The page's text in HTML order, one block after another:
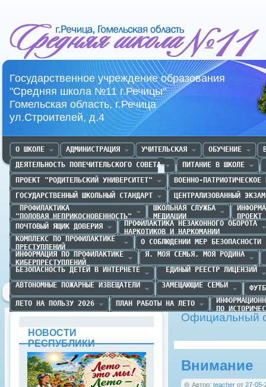
Средняя школа №11 г.Речица
Государственное учреждение образования
"Средняя школа №11 г.Речицы"
Гомельская область, г.Речица
ул.Строителей, д.4
О ШКОЛЕ АДМИНИСТРАЦИЯ УЧИТЕЛЬСКАЯ ОБУЧЕНИЕ
ДЕЯТЕЛЬНОСТЬ ПОПЕЧИТЕЛЬСКОГО СОВЕТА
ПИТАНИЕ В ШКОЛЕ
ПРОЕКТ "РОДИТЕЛЬСКИЙ УНИВЕРСИТЕТ"
ВОЕННО-ПАТРИОТИЧЕСКОЕ
ГОСУДАРСТВЕННЫЙ ШКОЛЬНЫЙ СТАНДАРТ
ЦЕНТРАЛИЗОВАННЫЙ
ПРОФИЛАКТИКА
"ПОЛОВАЯ НЕПРИКОСНОВЕННОСТЬ"
ШКОЛЬНАЯ СЛУЖБА
МЕДИАЦИИ
ПОЧТОВЫЙ ЯЩИК ДОВЕРИЯ
ПРОФИЛАКТИКА НЕЗАКОННОГО ОБОРОТА
НАРКОТИКОВ И НАРКОМАНИИ
КОМПЛЕКС ПО ПРОФИЛАКТИКЕ
ПРЕСТУПЛЕНИЙ
О СОБЛЮДЕНИИ МЕР БЕЗОПАСНОСТИ
ИНФОРМАЦИЯ ПО ПРОФИЛАКТИКЕ
КИБЕРПРЕСТУПЛЕНИЙ
Я. МОЯ СЕМЬЯ. МОЯ РОДИНА
БЕЗОПАСНОСТЬ ДЕТЕЙ В ИНТЕРНЕТЕ
ЕДИНЫЙ РЕЕСТР ЛИЦЕНЗИЙ
АВТОНОМНЫЕ ПОЖАРНЫЕ ИЗВЕЩАТЕЛИ
ЗАМЕЩАЮЩИЕ СЕМЬИ
ЛЕТО НА ПОЛЬЗУ 2026
ПЛАН РАБОТЫ НА ЛЕТО
ПО
Официальный
Внимание
Автор: teacher от 27-05-
НОВОСТИ
РЕСПУБЛИКИ